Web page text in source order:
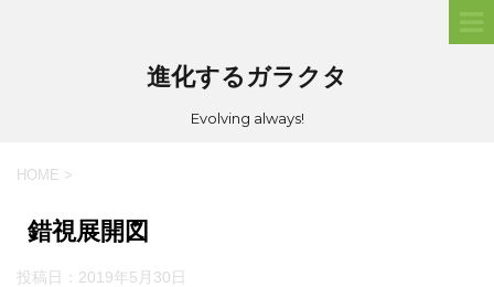
進化するガラクタ
Evolving always!
HOME >
錯視展開図
投稿日： 2019年5月30日